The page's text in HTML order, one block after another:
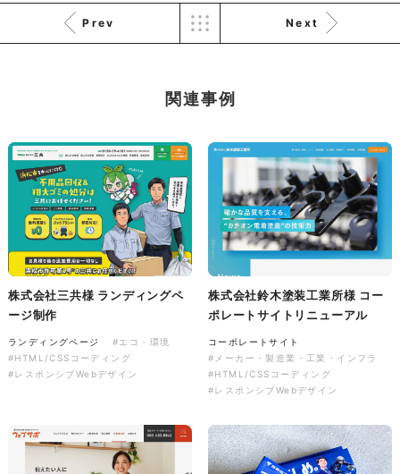
ソレイユ障害年金サポートセン
ター様 コーポレートサイト制
コーポレートサイト
#介護・福祉
#HTML/CSSコーディング
#レスポンシブWebデザイン
株式会社バスコフーズ様
FRUITFRUIT SNACK パッケ
ージデザイン
Prev Next
関連事例
株式会社三共様 ランディングペ
ージ制作
ランディングページ
#エコ・環境
#HTML/CSSコーディング
#レスポンシブWebデザイン
株式会社鈴木塗装工業所様 コー
ポレートサイトリニューアル
コーポレートサイト
#メーカー・製造業・工業・インフラ
#HTML/CSSコーディング
#レスポンシブWebデザイン